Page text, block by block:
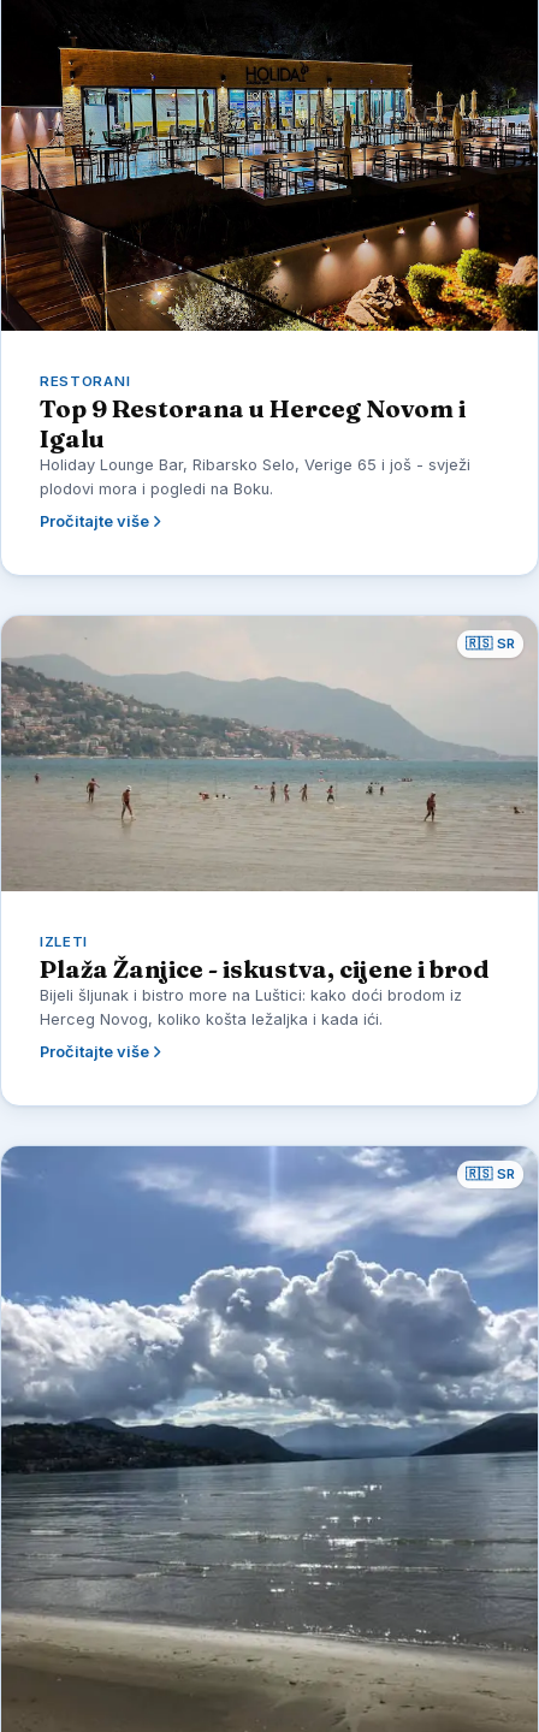
RESTORANI
Top 9 Restorana u Herceg Novom i
Igalu
Holiday Lounge Bar, Ribarsko Selo, Verige 65 i još - svježi
plodovi mora i pogledi na Boku.
Pročitajte više
🇷🇸 SR
IZLETI
Plaža Žanjice - iskustva, cijene i brod
Bijeli šljunak i bistro more na Luštici: kako doći brodom iz
Herceg Novog, koliko košta ležaljka i kada ići.
Pročitajte više
🇷🇸 SR